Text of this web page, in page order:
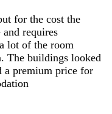
for the cost the
and requires
lot of the room
The buildings looked
a premium price for